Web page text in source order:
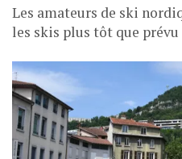
Les amateurs de ski
les skis plus tôt que prévu